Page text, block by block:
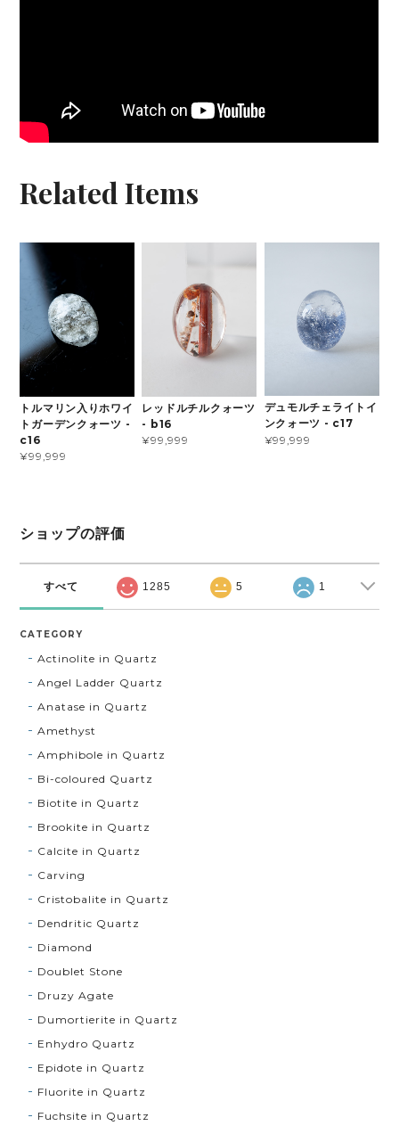
Related Items
トルマリン入りホワイ
トガーデンクォーツ -
c16
¥99,999
レッドルチルクォーツ
- b16
¥99,999
デュモルチェライトイ
ンクォーツ - c17
¥99,999
ショップの評価
すべて 1285 5 1
CATEGORY
Actinolite in Quartz
Angel Ladder Quartz
Anatase in Quartz
Amethyst
Amphibole in Quartz
Bi-coloured Quartz
Biotite in Quartz
Brookite in Quartz
Calcite in Quartz
Carving
Cristobalite in Quartz
Dendritic Quartz
Diamond
Doublet Stone
Druzy Agate
Dumortierite in Quartz
Enhydro Quartz
Epidote in Quartz
Fluorite in Quartz
Fuchsite in Quartz